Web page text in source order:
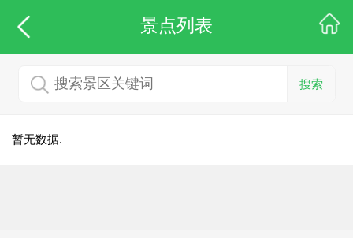
景点列表
搜索
暂无数据.